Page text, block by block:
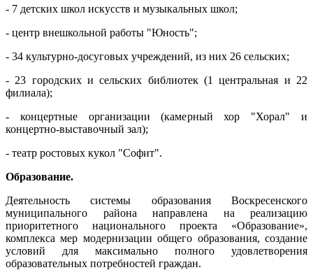
- 7 детских школ искусств и музыкальных школ;
- центр внешкольной работы "Юность";
- 34 культурно-досуговых учреждений, из них 26 сельских;
- 23 городских и сельских библиотек (1 центральная и 22
филиала);
- концертные организации (камерный хор "Хорал" и
концертно-выставочный зал);
- театр ростовых кукол "Софит".
Образование.
Деятельность системы образования Воскресенского
муниципального района направлена на реализацию
приоритетного национального проекта «Образование»,
комплекса мер модернизации общего образования, создание
условий для максимально полного удовлетворения
образовательных потребностей граждан.